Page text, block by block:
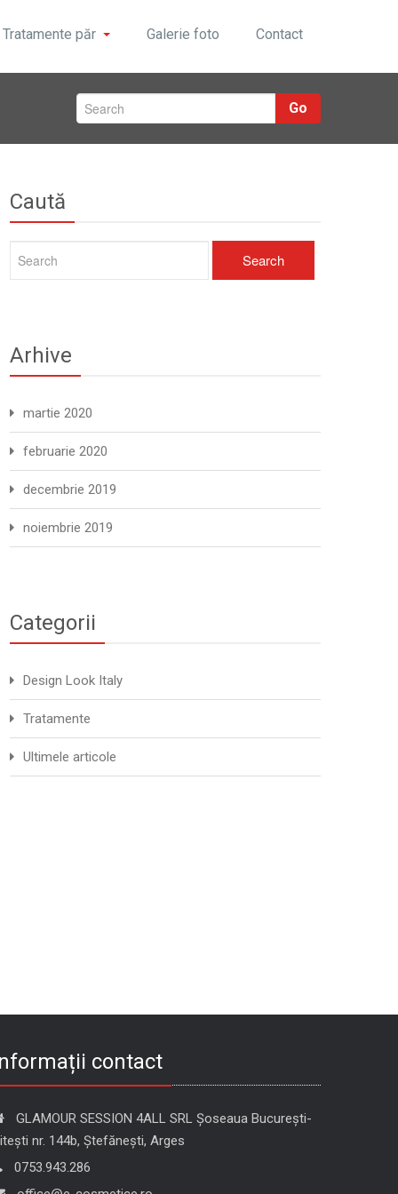
Tratamente păr Galerie foto Contact
Go
Caută
Arhive
martie 2020
februarie 2020
decembrie 2019
noiembrie 2019
Categorii
Design Look Italy
Tratamente
Ultimele articole
contact
GLAMOUR SESSION 4ALL SRL Șoseaua București-
nr. 144b, Ștefănești, Arges
0753.943.286